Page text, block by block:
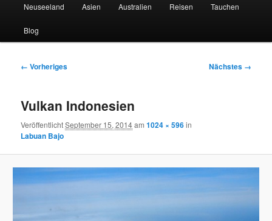
Neuseeland Asien Australien Reisen Tauchen
Blog
Bilder-
← Vorheriges Nächstes →
Vulkan Indonesien
VeröffentlichtSeptember 15, 2014am1024 × 596in
Labuan Bajo